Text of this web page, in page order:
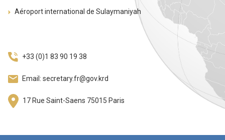
Aéroport international de Sulaymaniyah
+33 (0)1 83 90 19 38
Email: secretary.fr@gov.krd
17 Rue Saint-Saens 75015 Paris